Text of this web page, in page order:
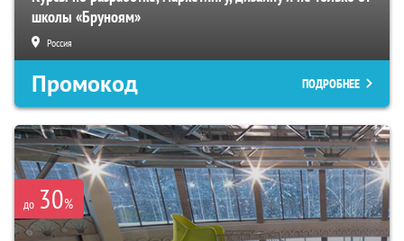
школы «Бруноям»
Россия
Промокод ПОДРОБНЕЕ
до 30%